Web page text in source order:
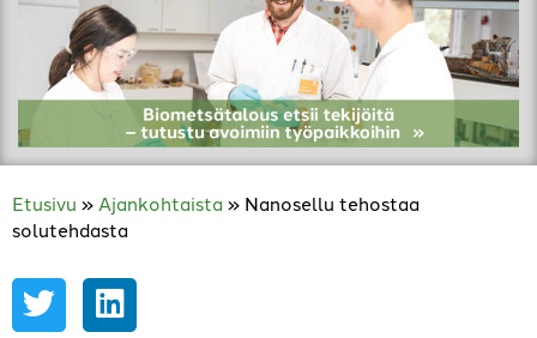
Etusivu » Ajankohtaista » Nanosellu tehostaa
solutehdasta